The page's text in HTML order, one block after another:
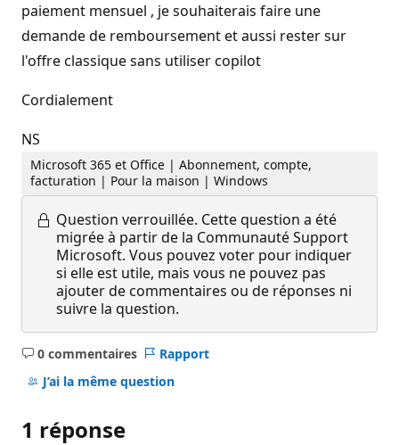
paiement mensuel , je souhaiterais faire une
demande de remboursement et aussi rester sur
l'offre classique sans utiliser copilot
Cordialement
NS
Microsoft 365 et Office | Abonnement, compte,
facturation | Pour la maison | Windows
Question verrouillée. Cette question a été
migrée à partir de la Communauté Support
Microsoft. Vous pouvez voter pour indiquer
si elle est utile, mais vous ne pouvez pas
ajouter de commentaires ou de réponses ni
suivre la question.
0 commentaires
Aucun
commentaire
Rapport
J’ai la même question
1 réponse